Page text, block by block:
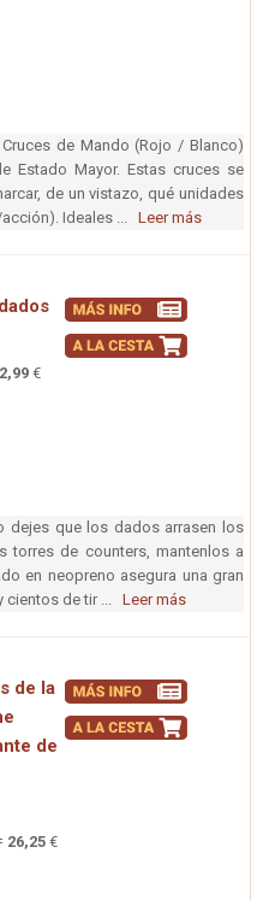
de Mando (Rojo / Blanco)
Estado Mayor. Estas cruces se
de un vistazo, qué unidades
Ideales ... Leer más
2,99 €
dejes que los dados arrasen los
torres de counters, mantenlos a
en neopreno asegura una gran
cientos de tir ... Leer más
de la
de
26,25 €